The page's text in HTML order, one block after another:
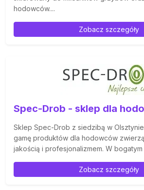
hodowców....
Zobacz szczegóły
Spec-Drob - sklep dla
Sklep Spec-Drob z siedzibą w
gamę produktów dla hodowców
jakością i profesjonalizmem. W bogatym
Zobacz szczegóły